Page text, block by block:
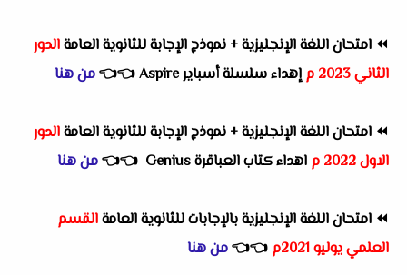
⏪ امتحان اللغة الإنجليزية + نموذج الإجابة للثانوية العامةالدور
الثاني 2023 م
إهداء سلسلة أسباير Aspire 👈
👈من هنا
⏪ امتحان اللغة الإنجليزية + نموذج الإجابة للثانوية العامةالدور
الاول 2022 م
اهداء كتاب العباقرة Genius 👈
👈من هنا
⏪ امتحان اللغة الإنجليزية بالإجابات للثانوية العامةالقسم
العلمي يوليو 2021م
👈
👈من هنا